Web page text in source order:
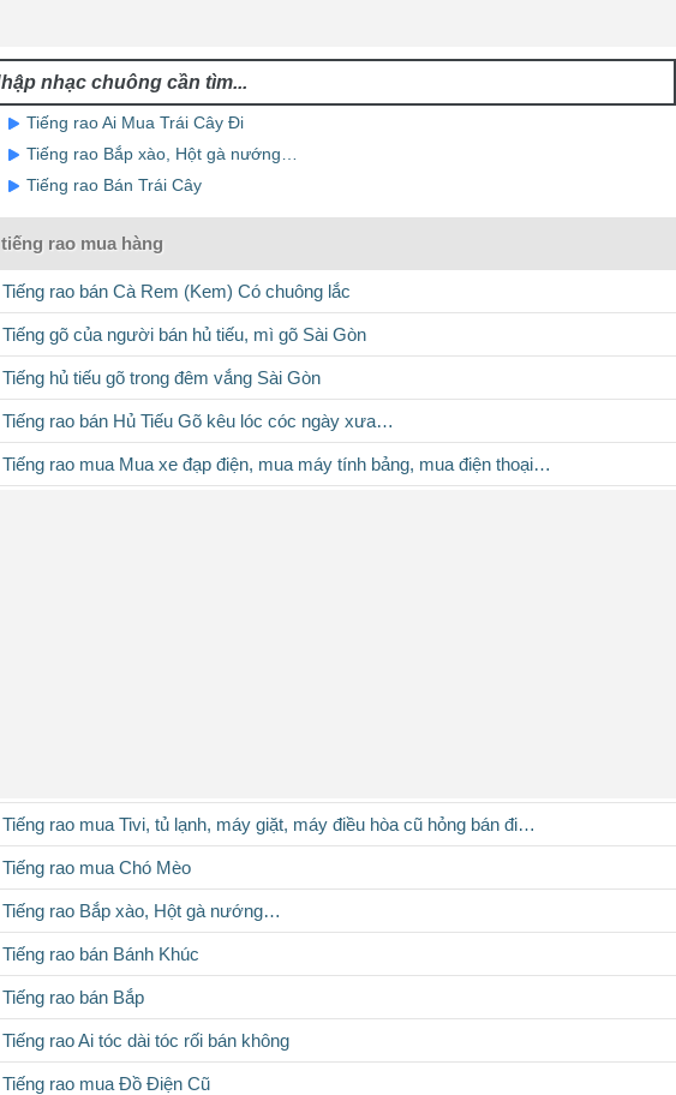
Tiếng rao Ai Mua Trái Cây Đi
Tiếng rao Bắp xào, Hột gà nướng…
Tiếng rao Bán Trái Cây
tiếng rao mua hàng
Tiếng rao bán Cà Rem (Kem) Có chuông lắc
Tiếng gõ của người bán hủ tiếu, mì gõ Sài Gòn
Tiếng hủ tiếu gõ trong đêm vắng Sài Gòn
Tiếng rao bán Hủ Tiếu Gõ kêu lóc cóc ngày xưa…
Tiếng rao mua Mua xe đạp điện, mua máy tính bảng, mua điện thoại…
Tiếng rao mua Tivi, tủ lạnh, máy giặt, máy điều hòa cũ hỏng bán đi…
Tiếng rao mua Chó Mèo
Tiếng rao Bắp xào, Hột gà nướng…
Tiếng rao bán Bánh Khúc
Tiếng rao bán Bắp
Tiếng rao Ai tóc dài tóc rối bán không
Tiếng rao mua Đồ Điện Cũ